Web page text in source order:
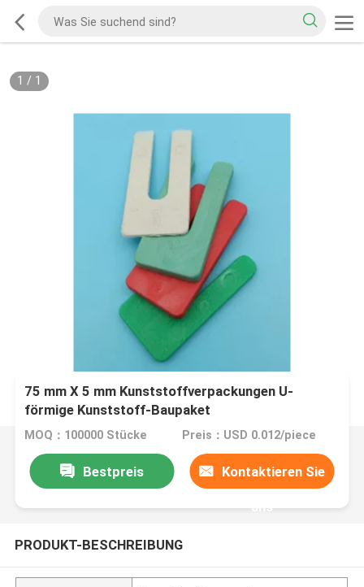
1 / 1
75 mm X 5 mm Kunststoffverpackungen U-
förmige Kunststoff-Baupaket
MOQ：100000 Stücke Preis：USD 0.012/piece
Bestpreis Kontaktieren Sie
uns
PRODUKT-BESCHREIBUNG